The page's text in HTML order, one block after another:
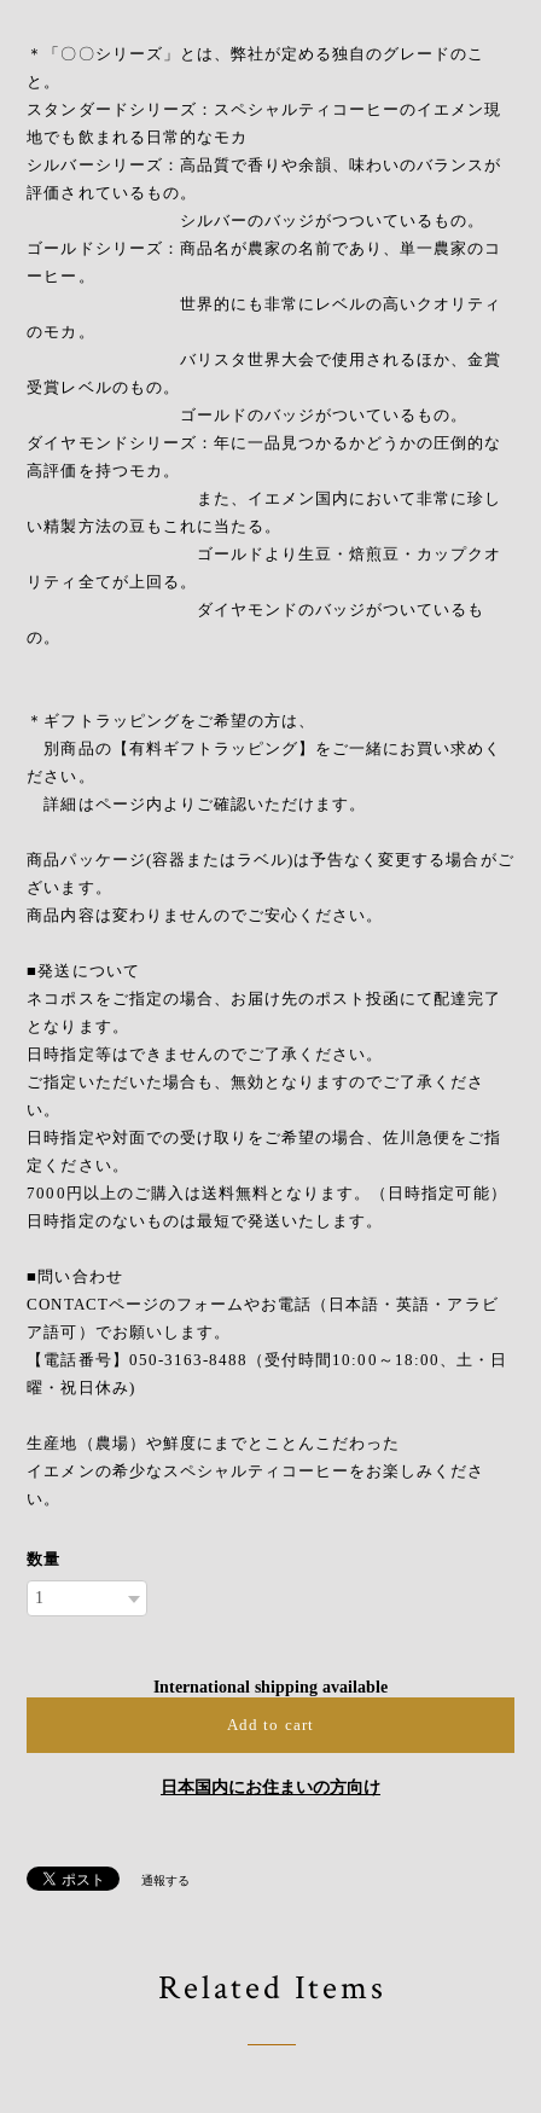
＊「〇〇シリーズ」とは、弊社が定める独自のグレードのこ
と。
スタンダードシリーズ：スペシャルティコーヒーのイエメン現
地でも飲まれる日常的なモカ
シルバーシリーズ：高品質で香りや余韻、味わいのバランスが
評価されているもの。
シルバーのバッジがつついているもの。
ゴールドシリーズ：商品名が農家の名前であり、単一農家のコ
ーヒー。
世界的にも非常にレベルの高いクオリティ
のモカ。
バリスタ世界大会で使用されるほか、金賞
受賞レベルのもの。
ゴールドのバッジがついているもの。
ダイヤモンドシリーズ：年に一品見つかるかどうかの圧倒的な
高評価を持つモカ。
また、イエメン国内において非常に珍し
い精製方法の豆もこれに当たる。
ゴールドより生豆・焙煎豆・カップクオ
リティ全てが上回る。
ダイヤモンドのバッジがついているも
の。
＊ギフトラッピングをご希望の方は、
別商品の【有料ギフトラッピング】をご一緒にお買い求めく
ださい。
詳細はページ内よりご確認いただけます。
商品パッケージ(容器またはラベル)は予告なく変更する場合がご
ざいます。
商品内容は変わりませんのでご安心ください。
■発送について
ネコポスをご指定の場合、お届け先のポスト投函にて配達完了
となります。
日時指定等はできませんのでご了承ください。
ご指定いただいた場合も、無効となりますのでご了承くださ
い。
日時指定や対面での受け取りをご希望の場合、佐川急便をご指
定ください。
7000円以上のご購入は送料無料となります。（日時指定可能）
日時指定のないものは最短で発送いたします。
■問い合わせ
CONTACTページのフォームやお電話（日本語・英語・アラビ
ア語可）でお願いします。
【電話番号】050-3163-8488（受付時間10:00～18:00、土・日
曜・祝日休み)
生産地（農場）や鮮度にまでとことんこだわった
イエメンの希少なスペシャルティコーヒーをお楽しみくださ
い。
数量
International shipping available
Add to cart
日本国内にお住まいの方向け
通報する
Related Items